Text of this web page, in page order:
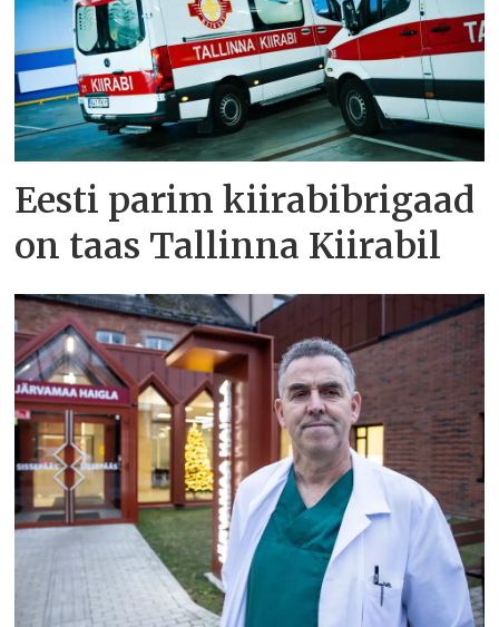
Eesti parim kiirabibrigaad
on taas Tallinna Kiirabil